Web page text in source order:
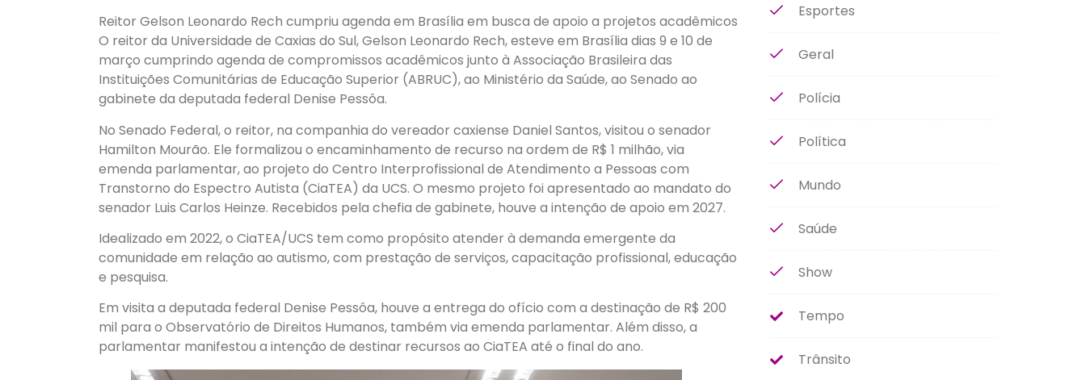
Reitor Gelson Leonardo Rech cumpriu agenda em Brasília em busca de apoio a projetos acadêmicos
O reitor da Universidade de Caxias do Sul, Gelson Leonardo Rech, esteve em Brasília dias 9 e 10 de
março cumprindo agenda de compromissos acadêmicos junto à Associação Brasileira das
Instituições Comunitárias de Educação Superior (ABRUC), ao Ministério da Saúde, ao Senado ao
gabinete da deputada federal Denise Pessôa.
No Senado Federal, o reitor, na companhia do vereador caxiense Daniel Santos, visitou o senador
Hamilton Mourão. Ele formalizou o encaminhamento de recurso na ordem de R$ 1 milhão, via
emenda parlamentar, ao projeto do Centro Interprofissional de Atendimento a Pessoas com
Transtorno do Espectro Autista (CiaTEA) da UCS. O mesmo projeto foi apresentado ao mandato do
senador Luis Carlos Heinze. Recebidos pela chefia de gabinete, houve a intenção de apoio em 2027.
Idealizado em 2022, o CiaTEA/UCS tem como propósito atender à demanda emergente da
comunidade em relação ao autismo, com prestação de serviços, capacitação profissional, educação
e pesquisa.
Em visita a deputada federal Denise Pessôa, houve a entrega do ofício com a destinação de R$ 200
mil para o Observatório de Direitos Humanos, também via emenda parlamentar. Além disso, a
parlamentar manifestou a intenção de destinar recursos ao CiaTEA até o final do ano.
Esportes
Geral
Polícia
Política
Mundo
Saúde
Show
Tempo
Trânsito